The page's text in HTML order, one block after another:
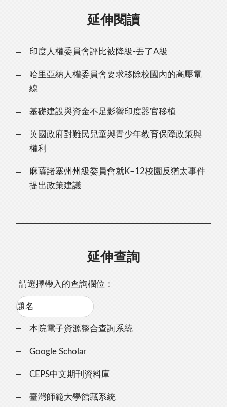
延伸閱讀
印度人權委員會評比被降級-丟了A級
哈里亞納人權委員會要求移除校園內的高壓電
線
基礎建設與資金不足影響印度器官移植
英國政府對難民兒童與青少年教育保障政策與
權利
麻薩諸塞州州級委員會就K–12校園反猶太事件
提出政策建議
延伸查詢
請選擇帶入的查詢欄位：
本院電子資源整合查詢系統
Google Scholar
CEPS中文期刊資料庫
臺灣師範大學館藏系統